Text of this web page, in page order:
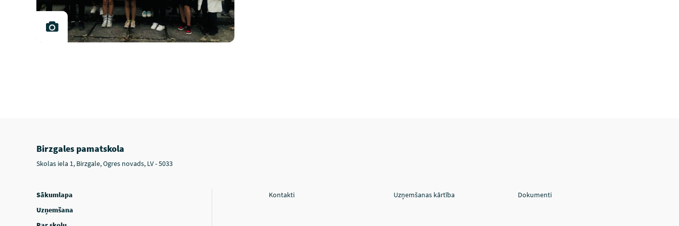
Birzgales pamatskola
Skolas iela 1, Birzgale, Ogres novads, LV - 5033
Sākumlapa
Uzņemšana
Kontakti Uzņemšanas kārtība Dokumenti